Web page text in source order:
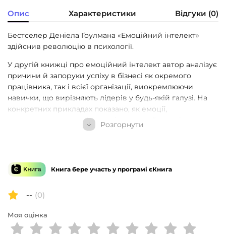
Опис Характеристики Відгуки (0)
Бестселер Деніела Ґоулмана «Емоційний інтелект»
здійснив революцію в психології.
У другій книжці про емоційний інтелект автор аналізує
причини й запоруки успіху в бізнесі як окремого
працівника, так і всієї організації, виокремлюючи
навички, що вирізняють лідерів у будь-якій галузі. На
конкретних прикладах показано, як емоції,
самоконтроль, комунікативні навички й здатність
працювати в команді — тобто емоційний інтелект —
досвід. І що вища посада людини, то вагоміші ці
навички.
Ґоулман наголошує на тому, що всі ми маємо потенціал
нашої кар’єри, а також дає нам рекомендації щодо
підвищення власної ефективності.
Розгорнути
Книга бере участь у програмі єКнига
-- (0)
Моя оцінка